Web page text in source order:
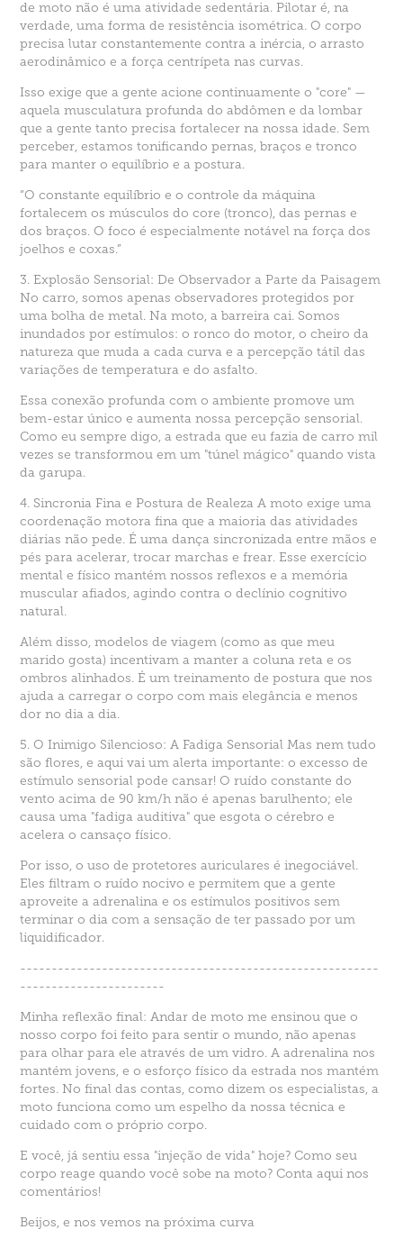
de moto não é uma atividade sedentária. Pilotar é, na
verdade, uma forma de resistência isométrica. O corpo
precisa lutar constantemente contra a inércia, o arrasto
aerodinâmico e a força centrípeta nas curvas.
Isso exige que a gente acione continuamente o "core" —
aquela musculatura profunda do abdômen e da lombar
que a gente tanto precisa fortalecer na nossa idade. Sem
perceber, estamos tonificando pernas, braços e tronco
para manter o equilíbrio e a postura.
“O constante equilíbrio e o controle da máquina
fortalecem os músculos do core (tronco), das pernas e
dos braços. O foco é especialmente notável na força dos
joelhos e coxas.”
3. Explosão Sensorial: De Observador a Parte da Paisagem
No carro, somos apenas observadores protegidos por
uma bolha de metal. Na moto, a barreira cai. Somos
inundados por estímulos: o ronco do motor, o cheiro da
natureza que muda a cada curva e a percepção tátil das
variações de temperatura e do asfalto.
Essa conexão profunda com o ambiente promove um
bem-estar único e aumenta nossa percepção sensorial.
Como eu sempre digo, a estrada que eu fazia de carro mil
vezes se transformou em um "túnel mágico" quando vista
da garupa.
4. Sincronia Fina e Postura de Realeza A moto exige uma
coordenação motora fina que a maioria das atividades
diárias não pede. É uma dança sincronizada entre mãos e
pés para acelerar, trocar marchas e frear. Esse exercício
mental e físico mantém nossos reflexos e a memória
muscular afiados, agindo contra o declínio cognitivo
natural.
Além disso, modelos de viagem (como as que meu
marido gosta) incentivam a manter a coluna reta e os
ombros alinhados. É um treinamento de postura que nos
ajuda a carregar o corpo com mais elegância e menos
dor no dia a dia.
5. O Inimigo Silencioso: A Fadiga Sensorial Mas nem tudo
são flores, e aqui vai um alerta importante: o excesso de
estímulo sensorial pode cansar! O ruído constante do
vento acima de 90 km/h não é apenas barulhento; ele
causa uma "fadiga auditiva" que esgota o cérebro e
acelera o cansaço físico.
Por isso, o uso de protetores auriculares é inegociável.
Eles filtram o ruído nocivo e permitem que a gente
aproveite a adrenalina e os estímulos positivos sem
terminar o dia com a sensação de ter passado por um
liquidificador.
---------------------------------------------------------
-----------------------
Minha reflexão final: Andar de moto me ensinou que o
nosso corpo foi feito para sentir o mundo, não apenas
para olhar para ele através de um vidro. A adrenalina nos
mantém jovens, e o esforço físico da estrada nos mantém
fortes. No final das contas, como dizem os especialistas, a
moto funciona como um espelho da nossa técnica e
cuidado com o próprio corpo.
E você, já sentiu essa "injeção de vida" hoje? Como seu
corpo reage quando você sobe na moto? Conta aqui nos
comentários!
Beijos, e nos vemos na próxima curva